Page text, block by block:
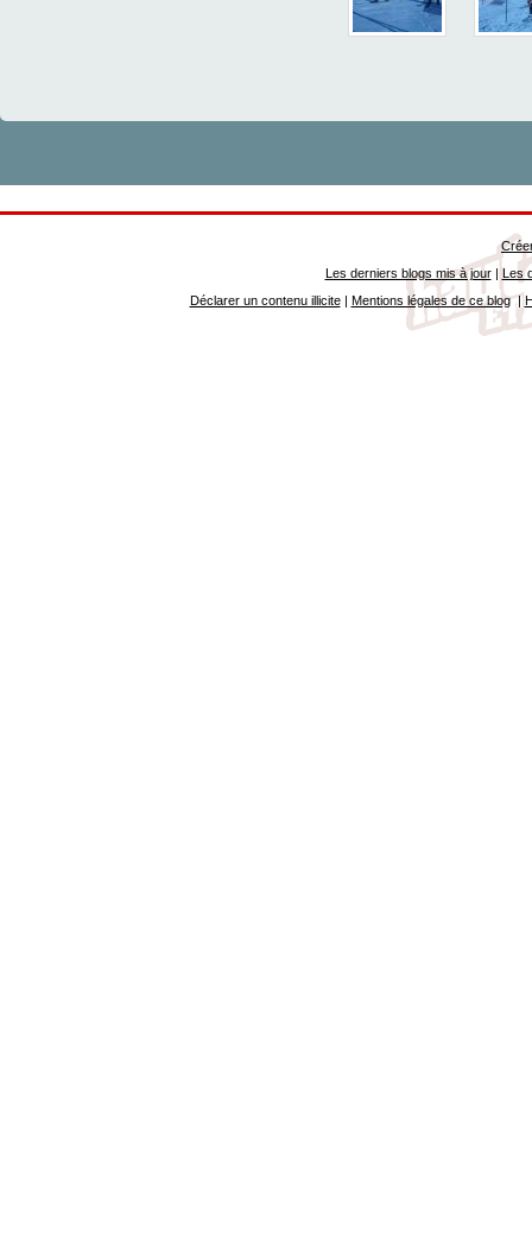
Les derniers blogs mis à jour| Les
Déclarer un contenu illicite| Mentions légales de ce blog|